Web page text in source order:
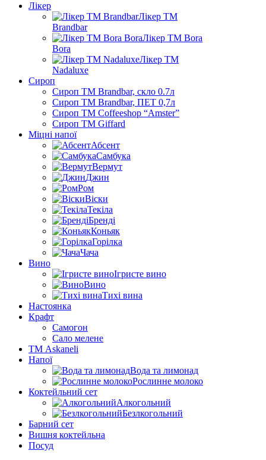
Лікер
Лікер ТМ
Brandbar
Лікер ТМ Bora
Bora
Лікер ТМ
Nadaluxe
Сироп
Сироп TM Brandbar, скло 0.7л
Сироп TM Brandbar, ПЕТ 0,7л
Сироп TM Coffeeshop “Amster”
Сироп TM Giffard
Міцні напої
Абсент
Самбука
Вермут
Джин
Ром
Віски
Текіла
Бренді
Коньяк
Горілка
Чача
Вино
Ігристе вино
Вино
Тихі вина
Настоянка
Крафт
Самогон
Сало мелене
ТМ Askaneli
Напої
Вода та лимонад
Рослинне молоко
Коктейльний сет
Алкогольний
Безлкогольний
Барний сет
Вишня коктейльна
Посуд